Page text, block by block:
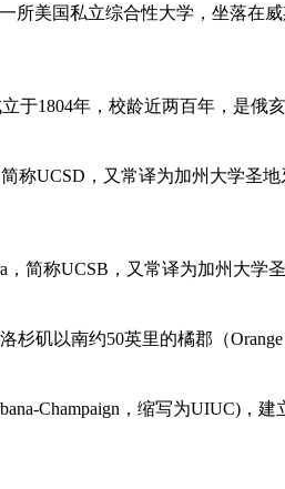
所美国私立综合性大学，坐落在
于1804年，校龄近两百年，是俄
称UCSD，又常译为加州大学
，简称UCSB，又常译为加州大
杉矶以南约50英里的橘郡（
Champaign，缩写为UIUC)，